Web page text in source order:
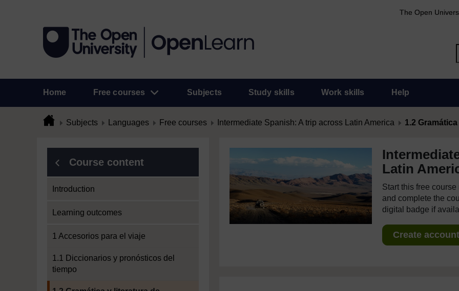
The Open
Home Free courses Subjects Study skills Work skills Help
Subjects Languages Free courses Intermediate Spanish: A trip across Latin America 1.2
Course content
Introduction
Learning outcomes
1 Accesorios para el viaje
1.1 Diccionarios y pronósticos del
tiempo
Current section:
Latin
Start this free
and complete the
digital badge if
Create